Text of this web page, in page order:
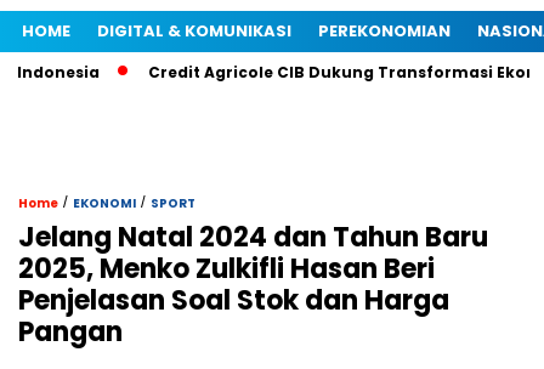
HOME DIGITAL & KOMUNIKASI PEREKONOMIAN
Credit Agricole CIB Dukung Transformasi
Home / EKONOMI / SPORT
Jelang Natal 2024 dan Tahun Baru
2025, Menko Zulkifli Hasan Beri
Penjelasan Soal Stok dan Harga
Pangan